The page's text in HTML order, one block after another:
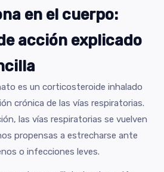
en el cuerpo:
acción explicado
es un corticosteroide inhalado
crónica de las vías respiratorias.
las vías respiratorias se vuelven
propensas a estrecharse ante
o infecciones leves.